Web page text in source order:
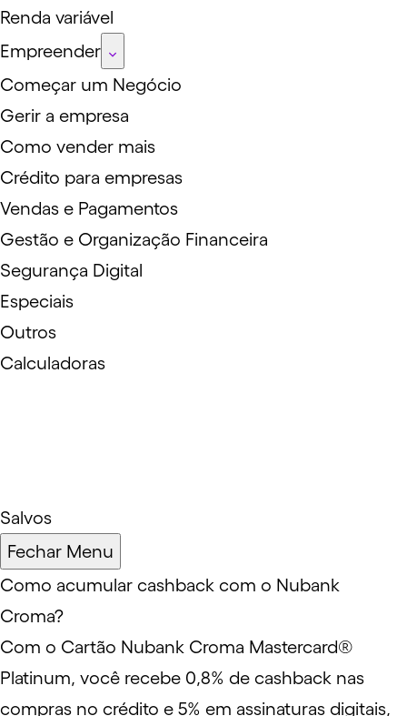
Renda variável
Empreender
Começar um Negócio
Gerir a empresa
Como vender mais
Crédito para empresas
Vendas e Pagamentos
Gestão e Organização Financeira
Segurança Digital
Especiais
Outros
Calculadoras
Salvos
Fechar Menu
Como acumular cashback com o Nubank
Croma?
Com o Cartão Nubank Croma Mastercard®
Platinum, você recebe 0,8% de cashback nas
compras no crédito e 5% em assinaturas digitais,